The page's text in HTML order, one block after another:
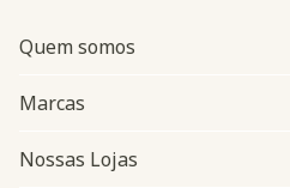
Quem somos
Marcas
Nossas Lojas